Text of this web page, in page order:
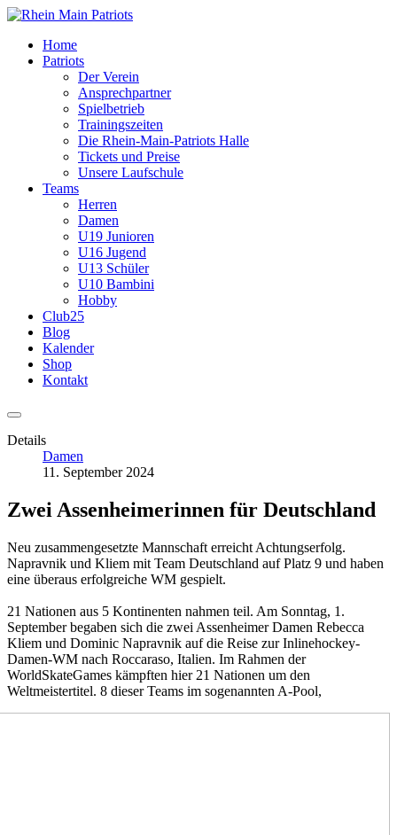
Home
Patriots
Der Verein
Ansprechpartner
Spielbetrieb
Trainingszeiten
Die Rhein-Main-Patriots Halle
Tickets und Preise
Unsere Laufschule
Teams
Herren
Damen
U19 Junioren
U16 Jugend
U13 Schüler
U10 Bambini
Hobby
Club25
Blog
Kalender
Shop
Kontakt
Details
Damen
11. September 2024
Zwei Assenheimerinnen für Deutschland
Neu zusammengesetzte Mannschaft erreicht Achtungserfolg.
Napravnik und Kliem mit Team Deutschland auf Platz 9 und haben
eine überaus erfolgreiche WM gespielt.
21 Nationen aus 5 Kontinenten nahmen teil. Am Sonntag, 1.
September begaben sich die zwei Assenheimer Damen Rebecca
Kliem und Dominic Napravnik auf die Reise zur Inlinehockey-
Damen-WM nach Roccaraso, Italien. Im Rahmen der
WorldSkateGames kämpften hier 21 Nationen um den
Weltmeistertitel. 8 dieser Teams im sogenannten A-Pool,